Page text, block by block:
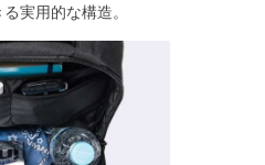
実用的な構造。